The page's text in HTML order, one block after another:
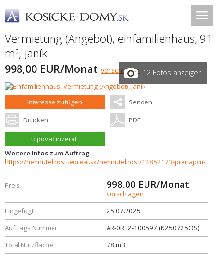
Vermietung (Angebot), einfamilienhaus, 91
m2, Janík
998,00 EUR/Monat vorschlagen 12 Fotos anzeigen
Interesse zufügen Senden
Drucken PDF
topovať inzerát
Weitere Infos zum Auftrag
https://nehnutelnosti.eqreal.sk/nehnutelnost/12852173-prenajom-novostavby-rodinneho-domu-v-janiku
Preis 998,00 EUR/Monat
vorschlagen
Eingefügt
25.07.2025
Auftrags Nummer
AR-0R32-100597 (N250725OS)
Total Nutzfläche
78 m3